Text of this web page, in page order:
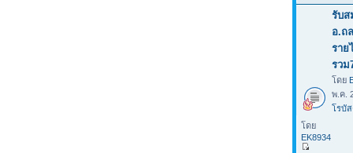
รับส
อ.ถ
ราย
รวม
โดย
พ.ค.
โรบั
โดย
EK8934